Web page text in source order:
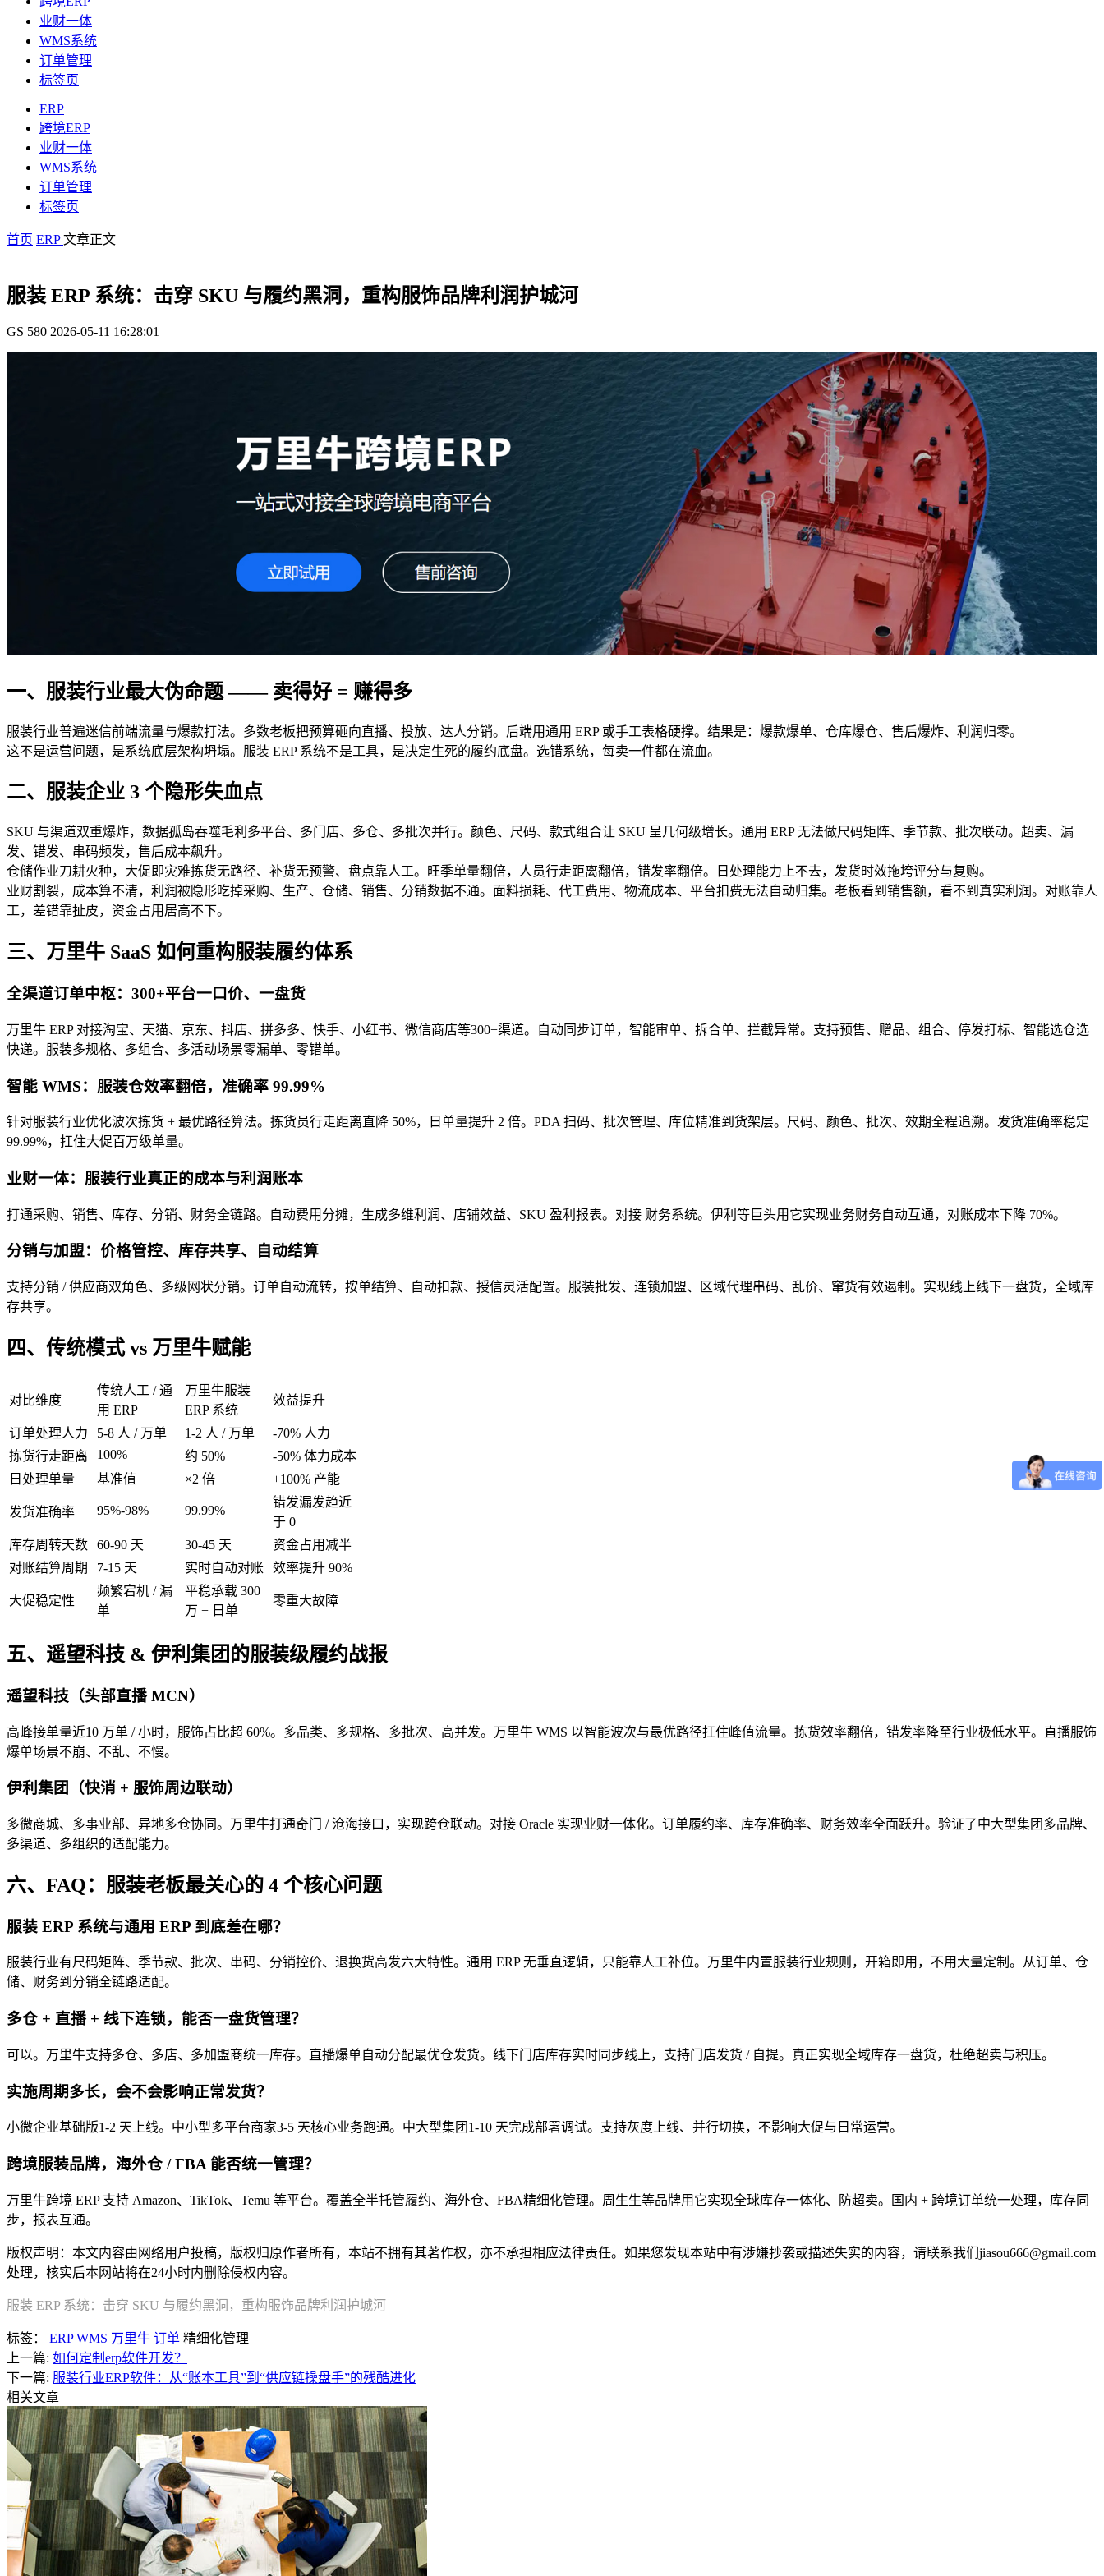
业财一体
WMS系统
订单管理
标签页
ERP
跨境ERP
业财一体
WMS系统
订单管理
标签页
首页 ERP文章正文
服装 ERP 系统：击穿 SKU 与履约黑洞，重构服饰品牌利润护城河
GS 580 2026-05-11 16:28:01
一、服装行业最大伪命题 —— 卖得好 = 赚得多
服装行业普遍迷信前端流量与爆款打法。多数老板把预算砸向直播、投放、达人分销。后端用通用 ERP 或手工表格硬撑。结果是：爆款爆单、仓库爆仓、售后爆炸、利润归零。
这不是运营问题，是系统底层架构坍塌。服装 ERP 系统不是工具，是决定生死的履约底盘。选错系统，每卖一件都在流血。
二、服装企业 3 个隐形失血点
SKU 与渠道双重爆炸，数据孤岛吞噬毛利多平台、多门店、多仓、多批次并行。颜色、尺码、款式组合让 SKU 呈几何级增长。通用 ERP 无法做尺码矩阵、季节款、批次联动。超卖、漏
发、错发、串码频发，售后成本飙升。
仓储作业刀耕火种，大促即灾难拣货无路径、补货无预警、盘点靠人工。旺季单量翻倍，人员行走距离翻倍，错发率翻倍。日处理能力上不去，发货时效拖垮评分与复购。
业财割裂，成本算不清，利润被隐形吃掉采购、生产、仓储、销售、分销数据不通。面料损耗、代工费用、物流成本、平台扣费无法自动归集。老板看到销售额，看不到真实利润。对账靠人
工，差错靠扯皮，资金占用居高不下。
三、万里牛 SaaS 如何重构服装履约体系
全渠道订单中枢：300+平台一口价、一盘货
万里牛 ERP 对接淘宝、天猫、京东、抖店、拼多多、快手、小红书、微信商店等300+渠道。自动同步订单，智能审单、拆合单、拦截异常。支持预售、赠品、组合、停发打标、智能选仓选
快递。服装多规格、多组合、多活动场景零漏单、零错单。
智能 WMS：服装仓效率翻倍，准确率 99.99%
针对服装行业优化波次拣货 + 最优路径算法。拣货员行走距离直降 50%，日单量提升 2 倍。PDA 扫码、批次管理、库位精准到货架层。尺码、颜色、批次、效期全程追溯。发货准确率稳定
99.99%，扛住大促百万级单量。
业财一体：服装行业真正的成本与利润账本
打通采购、销售、库存、分销、财务全链路。自动费用分摊，生成多维利润、店铺效益、SKU 盈利报表。对接 财务系统。伊利等巨头用它实现业务财务自动互通，对账成本下降 70%。
分销与加盟：价格管控、库存共享、自动结算
支持分销 / 供应商双角色、多级网状分销。订单自动流转，按单结算、自动扣款、授信灵活配置。服装批发、连锁加盟、区域代理串码、乱价、窜货有效遏制。实现线上线下一盘货，全域库
存共享。
四、传统模式 vs 万里牛赋能
对比维度
传统人工 / 通
用 ERP
万里牛服装
ERP 系统
效益提升
订单处理人力 5-8 人 / 万单 1-2 人 / 万单
-70% 人力
拣货行走距离
100% 约 50%
-50% 体力成本
日处理单量
基准值 ×2 倍 +100% 产能
发货准确率 95%-98% 99.99%
错发漏发趋近
于 0
库存周转天数
60-90 天 30-45 天
资金占用减半
对账结算周期
7-15 天 实时自动对账 效率提升 90%
大促稳定性
频繁宕机 / 漏
单
平稳承载 300
万 + 日单
零重大故障
五、遥望科技 & 伊利集团的服装级履约战报
遥望科技（头部直播 MCN）
高峰接单量近10 万单 / 小时，服饰占比超 60%。多品类、多规格、多批次、高并发。万里牛 WMS 以智能波次与最优路径扛住峰值流量。拣货效率翻倍，错发率降至行业极低水平。直播服饰
爆单场景不崩、不乱、不慢。
伊利集团（快消 + 服饰周边联动）
多微商城、多事业部、异地多仓协同。万里牛打通奇门 / 沧海接口，实现跨仓联动。对接 Oracle 实现业财一体化。订单履约率、库存准确率、财务效率全面跃升。验证了中大型集团多品牌、
多渠道、多组织的适配能力。
六、FAQ：服装老板最关心的 4 个核心问题
服装 ERP 系统与通用 ERP 到底差在哪？
服装行业有尺码矩阵、季节款、批次、串码、分销控价、退换货高发六大特性。通用 ERP 无垂直逻辑，只能靠人工补位。万里牛内置服装行业规则，开箱即用，不用大量定制。从订单、仓
储、财务到分销全链路适配。
多仓 + 直播 + 线下连锁，能否一盘货管理？
可以。万里牛支持多仓、多店、多加盟商统一库存。直播爆单自动分配最优仓发货。线下门店库存实时同步线上，支持门店发货 / 自提。真正实现全域库存一盘货，杜绝超卖与积压。
实施周期多长，会不会影响正常发货？
小微企业基础版1-2 天上线。中小型多平台商家3-5 天核心业务跑通。中大型集团1-10 天完成部署调试。支持灰度上线、并行切换，不影响大促与日常运营。
跨境服装品牌，海外仓 / FBA 能否统一管理？
万里牛跨境 ERP 支持 Amazon、TikTok、Temu 等平台。覆盖全半托管履约、海外仓、FBA精细化管理。周生生等品牌用它实现全球库存一体化、防超卖。国内 + 跨境订单统一处理，库存同
步，报表互通。
版权声明：本文内容由网络用户投稿，版权归原作者所有，本站不拥有其著作权，亦不承担相应法律责任。如果您发现本站中有涉嫌抄袭或描述失实的内容，请联系我们jiasou666@gmail.com
处理，核实后本网站将在24小时内删除侵权内容。
服装 ERP 系统：击穿 SKU 与履约黑洞，重构服饰品牌利润护城河
标签： ERP WMS 万里牛 订单 精细化管理
上一篇: 如何定制erp软件开发？
下一篇: 服装行业ERP软件：从“账本工具”到“供应链操盘手”的残酷进化
相关文章